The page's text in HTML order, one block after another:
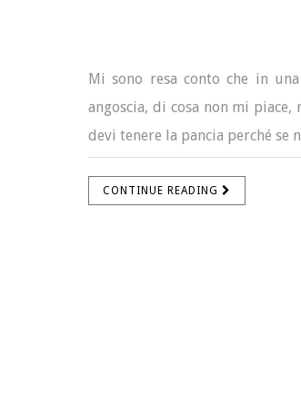
Mi sono resa conto che in
angoscia, di cosa non mi
devi tenere la pancia perché se
CONTINUE READING